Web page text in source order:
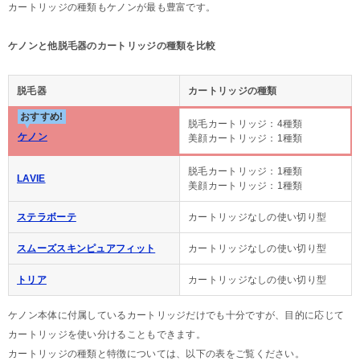
カートリッジの種類もケノンが最も豊富です。
ケノンと他脱毛器のカートリッジの種類を比較
脱毛器 カートリッジの種類
おすすめ!
ケノン
脱毛カートリッジ：4種類
美顔カートリッジ：1種類
LAVIE
脱毛カートリッジ：1種類
美顔カートリッジ：1種類
ステラボーテ カートリッジなしの使い切り型
スムーズスキンピュアフィット カートリッジなしの使い切り型
トリア カートリッジなしの使い切り型
ケノン本体に付属しているカートリッジだけでも十分ですが、目的に応じて
カートリッジを使い分けることもできます。
カートリッジの種類と特徴については、以下の表をご覧ください。